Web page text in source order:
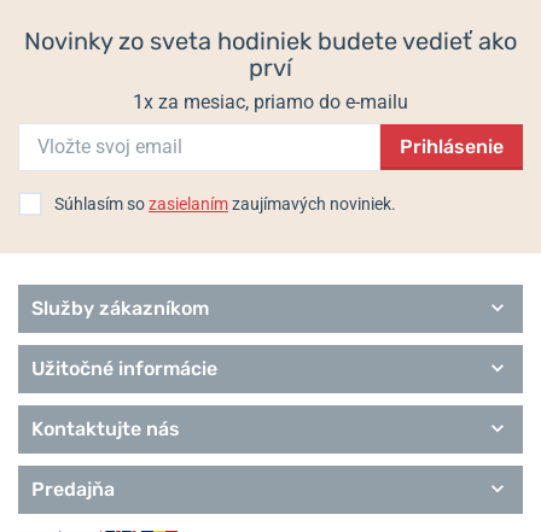
Classic
Chrono bike
Chrono Sport
Elegance
Extra
Novinky zo sveta hodiniek budete vedieť ako
prví
1x za mesiac, priamo do e-mailu
Prihlásenie
Súhlasím sozasielanímzaujímavých noviniek.
Služby zákazníkom
Užitočné informácie
Kontaktujte nás
Predajňa